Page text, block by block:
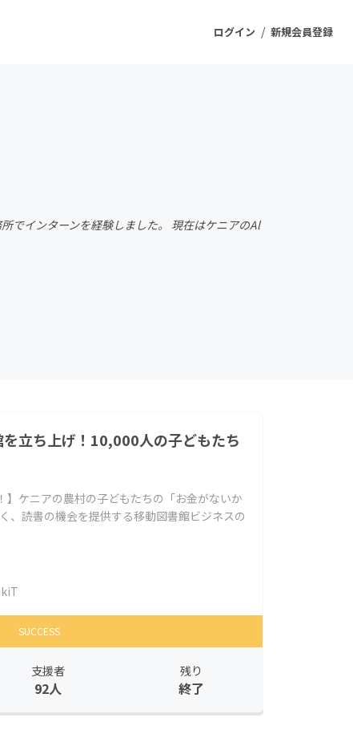
ログイン / 新規会員登録
ファッション
でインターンを経験しました。 現在はケニアのAl
立ち上げ！10,000人の子どもたち
】ケニアの農村の子どもたちの「お金がないか
、読書の機会を提供する移動図書館ビジネスの
SUCCESS
支援者
92人
残り
終了